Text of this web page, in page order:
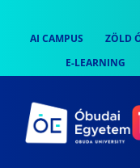
content
AI CAMPUS
ZÖLD
E-LEARNING